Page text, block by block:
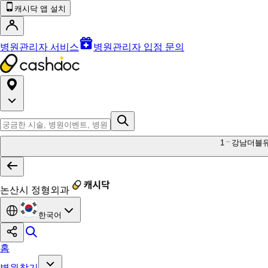
캐시닥 앱 설치
병원관리자 서비스 병원관리자 입점 문의
1 강남더블
논산시 정형외과
한국어
홈